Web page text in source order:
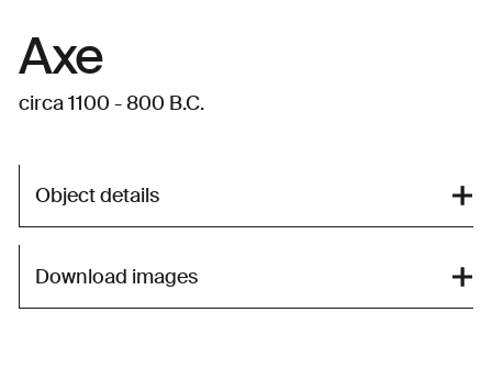
Axe
circa 1100 - 800 B.C.
Object details
Download images